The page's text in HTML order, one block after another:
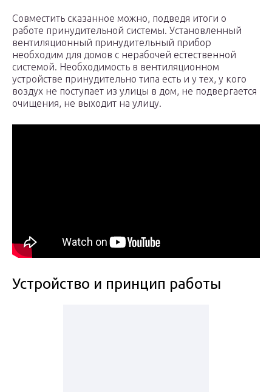
Совместить сказанное можно, подведя итоги о
работе принудительной системы. Установленный
вентиляционный принудительный прибор
необходим для домов с нерабочей естественной
системой. Необходимость в вентиляционном
устройстве принудительно типа есть и у тех, у кого
воздух не поступает из улицы в дом, не подвергается
очищения, не выходит на улицу.
Устройство и принцип работы